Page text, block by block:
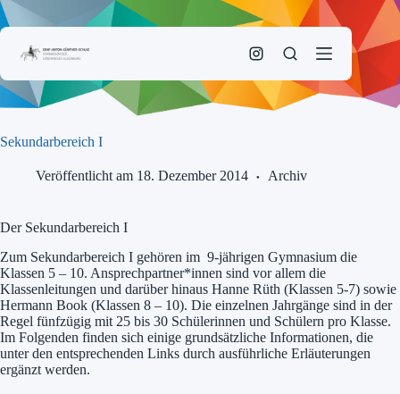
Zum
Inhalt
Sekundarbereich I
Veröffentlicht am 18. Dezember 2014 Archiv
Der Sekundarbereich I
Zum Sekundarbereich I gehören im 9-jährigen Gymnasium die
Klassen 5 – 10. Ansprechpartner*innen sind vor allem die
Klassenleitungen und darüber hinaus Hanne Rüth (Klassen 5-7) sowie
Hermann Book (Klassen 8 – 10). Die einzelnen Jahrgänge sind in der
Regel fünfzügig mit 25 bis 30 Schülerinnen und Schülern pro Klasse.
Im Folgenden finden sich einige grundsätzliche Informationen, die
unter den entsprechenden Links durch ausführliche Erläuterungen
ergänzt werden.